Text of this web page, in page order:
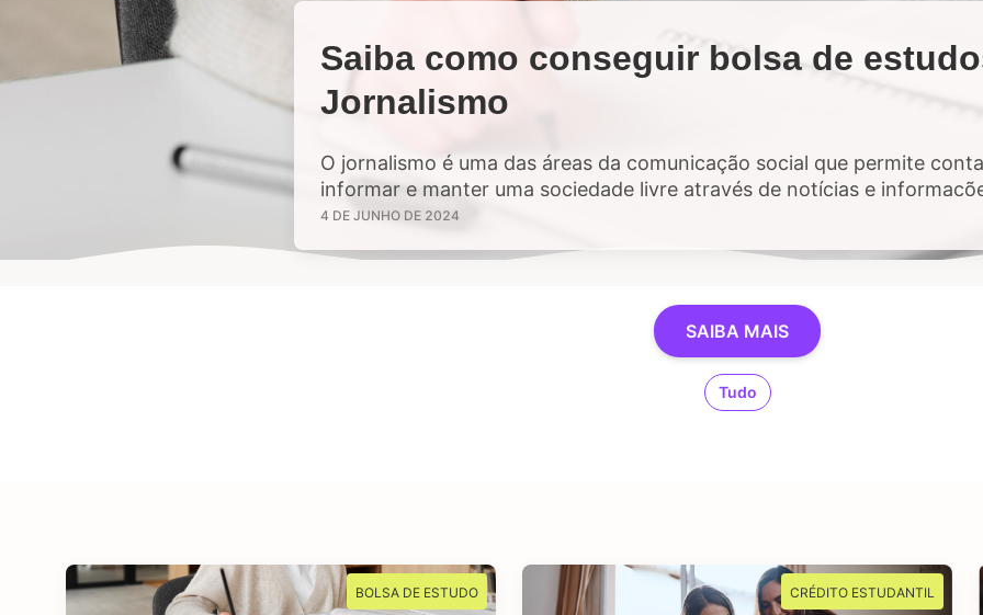
Saiba como conseguir bolsa de
Jornalismo
O jornalismo é uma das áreas da comunicação social que permite
informar e manter uma sociedade livre através de notícias e
sejam de interesse público e, sobretudo, impactem a vida das pessoas.
4 DE JUNHO DE 2024
SAIBA MAIS
Tudo
BOLSA DE ESTUDO CRÉDITO ESTUDANTIL